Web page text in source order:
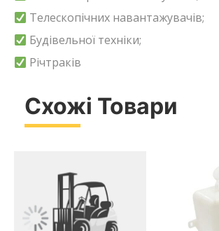
Телескопічних навантажувачів;
Будівельної техніки;
Річтраків
Схожі Товари